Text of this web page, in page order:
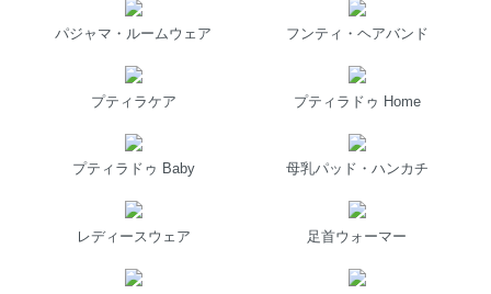
パジャマ・ルームウェア フンティ・ヘアバンド
プティラケア プティラドゥ Home
プティラドゥ Baby 母乳パッド・ハンカチ
レディースウェア 足首ウォーマー